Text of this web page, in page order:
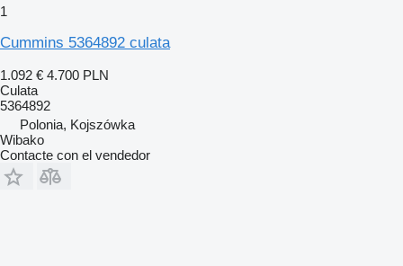
1
Cummins 5364892 culata
1.092 € 4.700 PLN
Culata
5364892
Polonia, Kojszówka
Wibako
Contacte con el vendedor